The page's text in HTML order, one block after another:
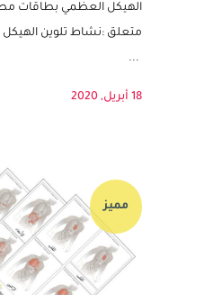
الهيكل العظمي بطاقات
الهيكل العظمي بطاقات
متعلق :نشاط تلوين الهيكل
مميز